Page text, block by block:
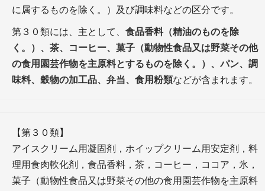
に属するものを除く。）及び調味料などの区分です。
第３０類には、主として、 食品香料（精油のものを除
く。）、茶、コーヒー、菓子（動物性食品又は野菜その他
の食用園芸作物を主原料とするものを除く。）、パン、調
味料、穀物の加工品、弁当、食用粉類などが含まれます。
【第３０類】
アイスクリーム用凝固剤，ホイップクリーム用安定剤，料
理用食肉軟化剤，食品香料，茶，コーヒー，ココア，氷，
菓子（動物性食品又は野菜その他の食用園芸作物を主原料